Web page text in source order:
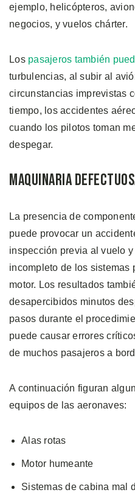
ejemplo, helicópteros,
negocios, y vuelos chárter.
Los pasajeros también
turbulencias, al subir al
circunstancias imprevistas
tiempo, los accidentes
cuando los pilotos toman
despegar.
Maquinaria
La presencia de
puede provocar un
inspección previa al vuelo
incompleto de los sistemas
motor. Los resultados
desapercibidos minutos
pasos durante el
puede causar errores
de muchos pasajeros a
A continuación figuran
equipos de las aeronaves:
Alas rotas
Motor humeante
Sistemas de cabina mal